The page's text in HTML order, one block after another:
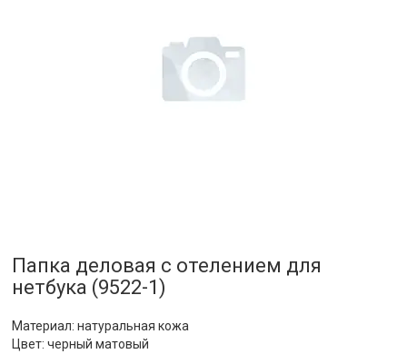
Папка деловая с отелением для
нетбука (9522-1)
Материал: натуральная кожа
Цвет: черный матовый